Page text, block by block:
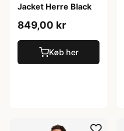
Jacket Herre Black
849,00 kr
Køb her